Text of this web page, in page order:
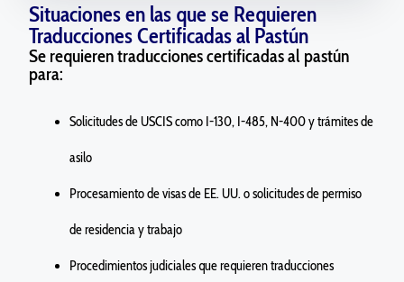
Situaciones en las que se Requieren
Traducciones Certificadas al Pastún
Se requieren traducciones certificadas al pastún
para:
Solicitudes de USCIS como I-130, I-485, N-400 y trámites de
asilo
Procesamiento de visas de EE. UU. o solicitudes de permiso
de residencia y trabajo
Procedimientos judiciales que requieren traducciones